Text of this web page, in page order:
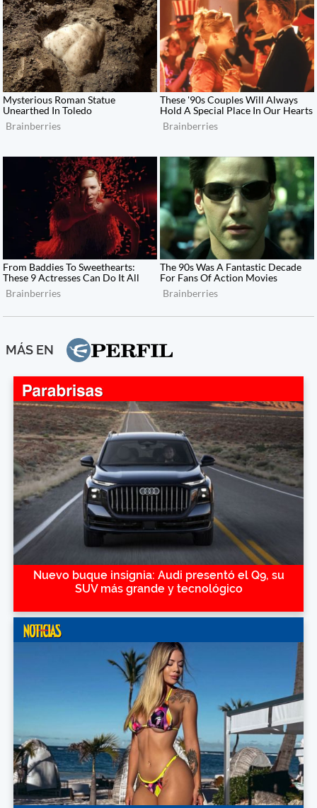
MÁS EN
Nuevo buque insignia: Audi presentó el Q9, su
SUV más grande y tecnológico